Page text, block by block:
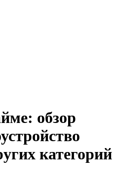
обзор
категорий